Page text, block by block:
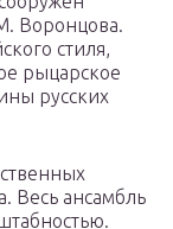
Воронцова.
стиля,
рыцарское
русских
Весь ансамбль